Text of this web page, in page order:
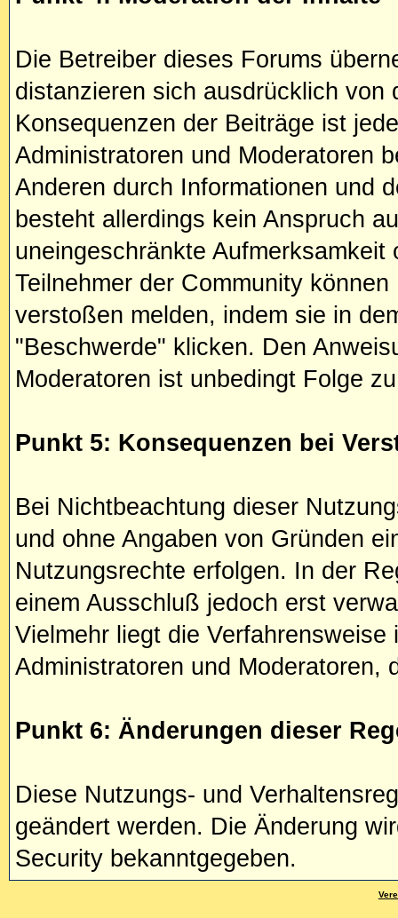
Die Betreiber dieses Forums
distanzieren sich ausdrücklich
Konsequenzen der Beiträge ist
Administratoren und Moderatoren
Anderen durch Informationen und
besteht allerdings kein Anspruch
uneingeschränkte
Teilnehmer der Community
verstoßen melden, indem sie in
"Beschwerde" klicken. Den
Moderatoren ist unbedingt Folge
Punkt 5: Konsequenzen bei
Bei Nichtbeachtung dieser
und ohne Angaben von Gründen
Nutzungsrechte erfolgen. In der
einem Ausschluß jedoch erst
Vielmehr liegt die
Administratoren und Moderatoren,
Punkt 6: Änderungen dieser
Diese Nutzungs- und
geändert werden. Die Änderung
Security bekanntgegeben.